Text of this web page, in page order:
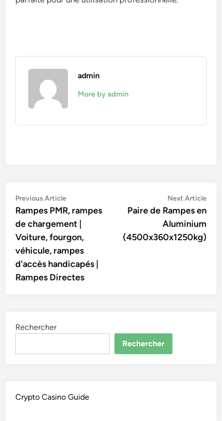
admin
More by admin
Navigation
de
l’article
Previous ArticlePrevious
article:
Rampes PMR, rampes
de chargement |
Voiture, fourgon,
véhicule, rampes
d'accès handicapés |
Rampes Directes
Next Article
Paire de Rampes en
Aluminium
(4500x360x1250kg)
Rechercher
Rechercher
Crypto Casino Guide